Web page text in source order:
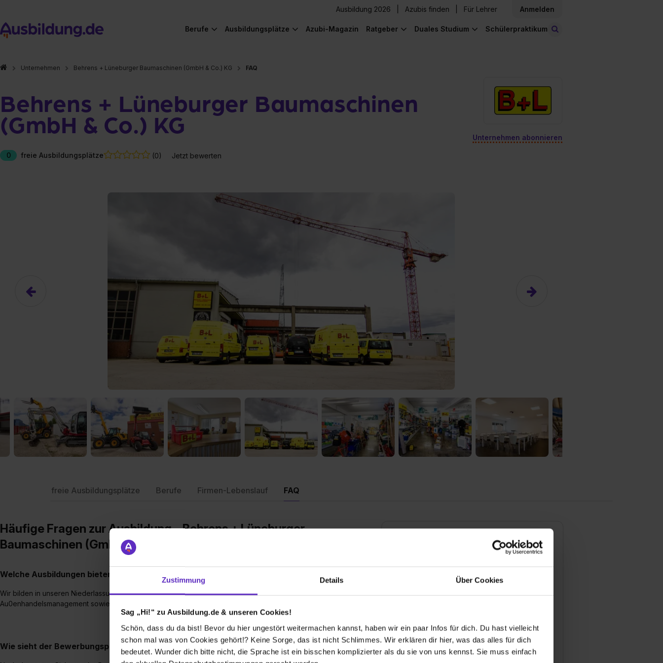
Zustimmung Details Über Cookies
Sag „Hi!“ zu Ausbildung.de & unseren Cookies!
Schön, dass du da bist! Bevor du hier ungestört weitermachen kannst, haben wir ein paar Infos für dich. Du hast vielleicht
schon mal was von Cookies gehört!? Keine Sorge, das ist nicht Schlimmes. Wir erklären dir hier, was das alles für dich
bedeutet. Wunder dich bitte nicht, die Sprache ist ein bisschen komplizierter als du sie von uns kennst. Sie muss einfach
Ausbildung 2026 Azubis finden Für Lehrer Anmelden
Berufe Ausbildungsplätze Azubi-Magazin Ratgeber Duales Studium Schülerpraktikum
Unternehmen Behrens + Lüneburger Baumaschinen (GmbH & Co.) KG FAQ
Behrens + Lüneburger Baumaschinen
(GmbH & Co.) KG
0 freie Ausbildungsplätze (0) Jetzt bewerten
Unternehmen abonnieren
freie Ausbildungsplätze Berufe Firmen-Lebenslauf FAQ
Welche Ausbildungen bieten Sie an?
Wie sieht der Bewerbungsprozess für eine
Ausbildungsstelle bei Ihnen aus?
Bis wann muss man sich für einen
Ausbildungsplatz bewerben?
Häufige Fragen zur Ausbildung – Behrens + Lüneburger
Baumaschinen (GmbH & Co.) KG
Welche Ausbildungen bieten Sie an?
Wir bilden in unseren Niederlassungen Hamburg und Barsbüttel aktuell Kauffrauen/Kaufmänner für Groß- und
Au0enhandelsmanagement sowie Land- und Baumaschinenmechatroniker/innen aus.
Wie sieht der Bewerbungsprozess für eine Ausbildungsstelle bei Ihnen aus?